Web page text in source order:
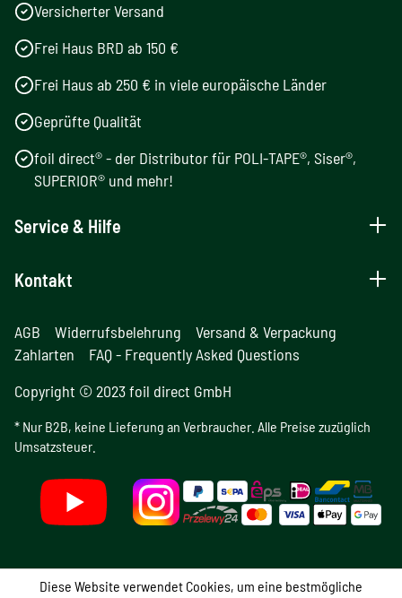
Versicherter Versand
Frei Haus BRD ab 150 €
Frei Haus ab 250 € in viele europäische Länder
Geprüfte Qualität
foil direct® - der Distributor für POLI-TAPE®, Siser®,
SUPERIOR® und mehr!
Service & Hilfe
Kontakt
AGB Widerrufsbelehrung
Versand & Verpackung
Zahlarten
FAQ - Frequently Asked Questions
Copyright © 2023 foil direct GmbH
* Nur B2B, keine Lieferung an Verbraucher. Alle Preise zuzüglich
Umsatzsteuer.
Diese Website verwendet Cookies, um eine bestmögliche